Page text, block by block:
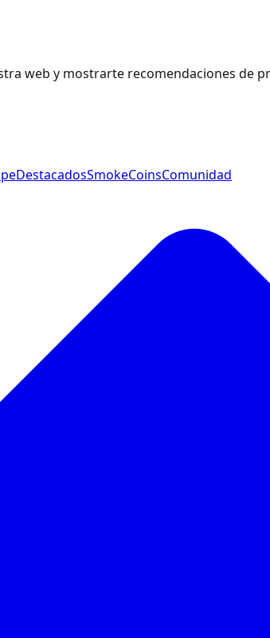
web y mostrarte recomendaciones de
DestacadosSmokeCoinsComunidad